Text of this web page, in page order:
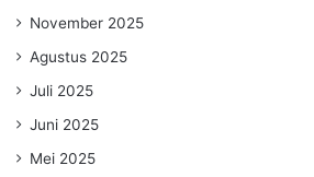
November 2025
Agustus 2025
Juli 2025
Juni 2025
Mei 2025